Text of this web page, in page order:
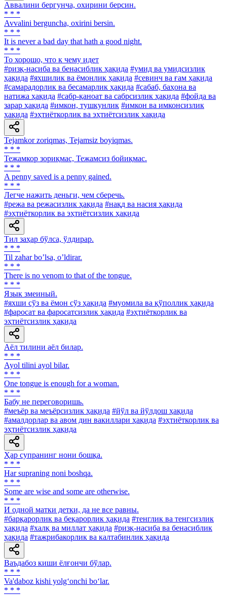
Аввалини бергунча, охирини берсин.
* * *
Avvalini berguncha, oxirini bersin.
* * *
It is never a bad day that hath a good night.
* * *
To хорошо, что к чему идет
#ризқ-насиба ва бенасиблик ҳақида #умид ва умидсизлик
ҳақида #яхшилик ва ёмонлик ҳақида #севинч ва ғам ҳақида
#самарадорлик ва бесамарлик ҳақида #сабаб, баҳона ва
натижа ҳақида #сабр-қаноат ва сабрсизлик ҳақида #фойда ва
зарар ҳақида #имкон, тушкунлик #имкон ва имконсизлик
ҳақида #эҳтиёткорлик ва эҳтиётсизлик ҳақида
Tejamkor zoriqmas, Tejamsiz boyiqmas.
* * *
Тежамкор зориқмас, Тежамсиз бойиқмас.
* * *
A penny saved is a penny gained.
* * *
Легче нажить деньги, чем сберечь.
#режа ва режасизлик ҳақида #нақд ва насия ҳақида
#эҳтиёткорлик ва эҳтиётсизлик ҳақида
Тил заҳар бўлса, ўлдирар.
* * *
Til zahar boʼlsa, oʼldirar.
* * *
There is no venom to that of the tongue.
* * *
Язык змеиный.
#яхши сўз ва ёмон сўз ҳақида #муомила ва қўполлик ҳақида
#фаросат ва фаросатсизлик ҳақида #эҳтиёткорлик ва
эҳтиётсизлик ҳақида
Аёл тилини аёл билар.
* * *
Ayol tilini ayol bilar.
* * *
One tongue is enough for a woman.
* * *
Бабу не переговоришь.
#меъёр ва меъёрсизлик ҳақида #йўл ва йўлдош ҳақида
#амалдорлар ва авом дин вакиллари ҳақида #эҳтиёткорлик ва
эҳтиётсизлик ҳақида
Ҳар супранинг нони бошқа.
* * *
Har supraning noni boshqa.
* * *
Some are wise and some are otherwise.
* * *
И одной матки детки, да не все равны.
#барқарорлик ва беқарорлик ҳақида #тенглик ва тенгсизлик
ҳақида #халқ ва миллат ҳақида #ризқ-насиба ва бенасиблик
ҳақида #тажрибакорлик ва калтабинлик ҳақида
Ваъдабоз киши ёлғончи бўлар.
* * *
Va'daboz kishi yolg‘onchi bo‘lar.
* * *